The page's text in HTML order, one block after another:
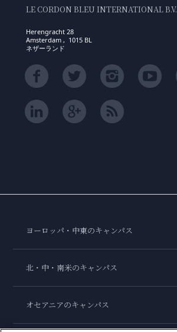
LE CORDON BLEU INTERNATIONAL B.V.
Herengracht 28
Amsterdam , 1015 BL
ネザーランド
ヨーロッパ・中東のキャンパス
北・中・南米のキャンパス
オセアニアのキャンパス